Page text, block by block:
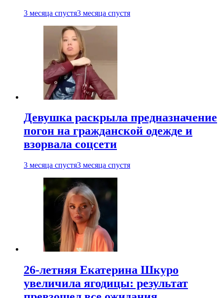
3 месяца спустя3 месяца спустя
Девушка раскрыла предназначение
погон на гражданской одежде и
взорвала соцсети
3 месяца спустя3 месяца спустя
26-летняя Екатерина Шкуро
увеличила ягодицы: результат